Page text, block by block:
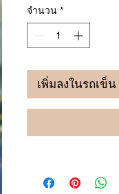
จำนวน *
เพิ่มลงในรถเข็น